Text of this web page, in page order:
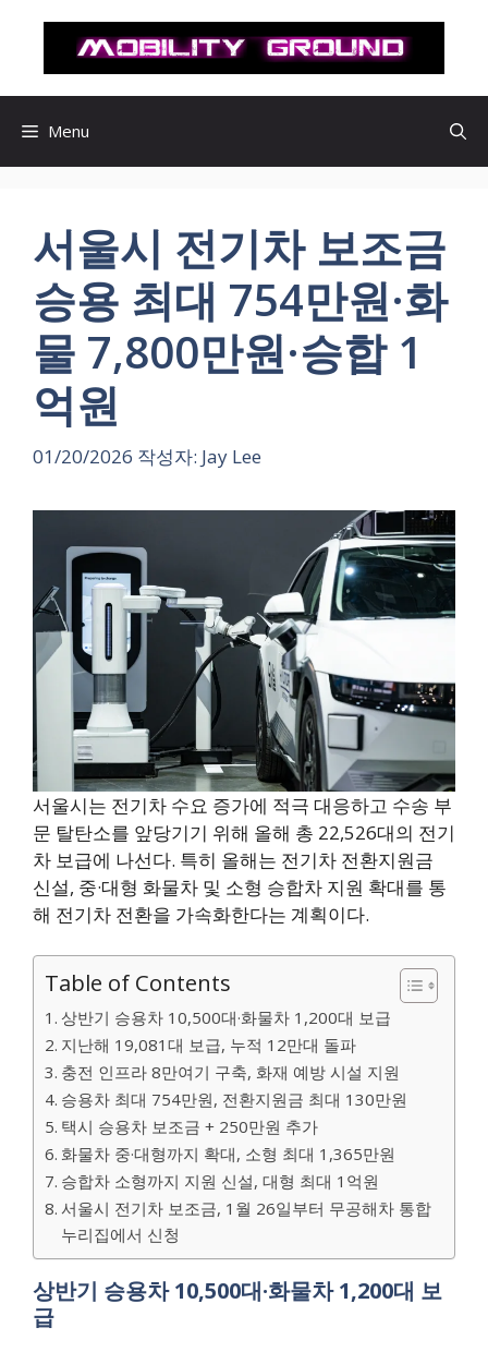
로
Menu
서울시 전기차 보조금
승용 최대 754만원·화
물 7,800만원·승합 1
억원
01/20/2026 작성자: Jay Lee
서울시는 전기차 수요 증가에 적극 대응하고 수송 부
문 탈탄소를 앞당기기 위해 올해 총 22,526대의 전기
차 보급에 나선다. 특히 올해는 전기차 전환지원금
신설, 중·대형 화물차 및 소형 승합차 지원 확대를 통
해 전기차 전환을 가속화한다는 계획이다.
Table of Contents
상반기 승용차 10,500대·화물차 1,200대 보급
지난해 19,081대 보급, 누적 12만대 돌파
충전 인프라 8만여기 구축, 화재 예방 시설 지원
승용차 최대 754만원, 전환지원금 최대 130만원
택시 승용차 보조금 + 250만원 추가
화물차 중·대형까지 확대, 소형 최대 1,365만원
승합차 소형까지 지원 신설, 대형 최대 1억원
서울시 전기차 보조금, 1월 26일부터 무공해차 통합
누리집에서 신청
상반기 승용차 10,500대·화물차 1,200대 보
급